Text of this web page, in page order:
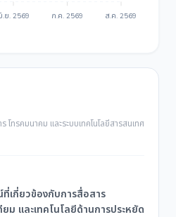
.ย. 2569 ก.ค. 2569 ส.ค. 2569
รคมนาคม และระบบเทคโนโลยีสารสนเทศ
เกี่ยวข้องกับการสื่อสาร
ม และเทคโนโลยีด้านการประหยัด